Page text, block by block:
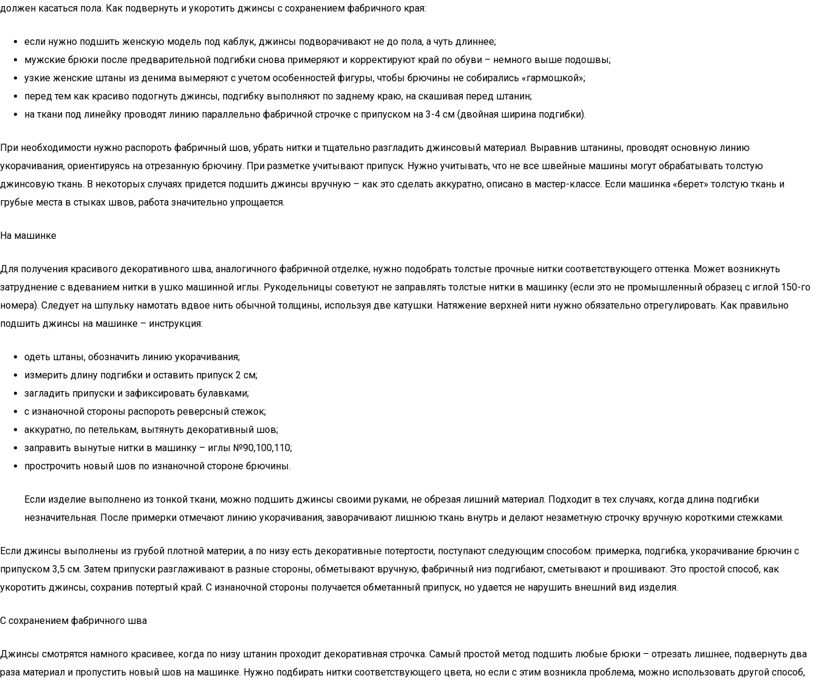
должен касаться пола. Как подвернуть и укоротить джинсы с сохранением фабричного края:
если нужно подшить женскую модель под каблук, джинсы подворачивают не до пола, а чуть длиннее;
мужские брюки после предварительной подгибки снова примеряют и корректируют край по обуви – немного выше подошвы;
узкие женские штаны из денима вымеряют с учетом особенностей фигуры, чтобы брючины не собирались «гармошкой»;
перед тем как красиво подогнуть джинсы, подгибку выполняют по заднему краю, на скашивая перед штанин;
на ткани под линейку проводят линию параллельно фабричной строчке с припуском на 3-4 см (двойная ширина подгибки).
При необходимости нужно распороть фабричный шов, убрать нитки и тщательно разгладить джинсовый материал. Выравнив штанины, проводят основную линию
укорачивания, ориентируясь на отрезанную брючину. При разметке учитывают припуск. Нужно учитывать, что не все швейные машины могут обрабатывать толстую
джинсовую ткань. В некоторых случаях придется подшить джинсы вручную – как это сделать аккуратно, описано в мастер-классе. Если машинка «берет» толстую ткань и
грубые места в стыках швов, работа значительно упрощается.
На машинке
Для получения красивого декоративного шва, аналогичного фабричной отделке, нужно подобрать толстые прочные нитки соответствующего оттенка. Может возникнуть
затруднение с вдеванием нитки в ушко машинной иглы. Рукодельницы советуют не заправлять толстые нитки в машинку (если это не промышленный образец с иглой 150-го
номера). Следует на шпульку намотать вдвое нить обычной толщины, используя две катушки. Натяжение верхней нити нужно обязательно отрегулировать. Как правильно
подшить джинсы на машинке – инструкция:
одеть штаны, обозначить линию укорачивания;
измерить длину подгибки и оставить припуск 2 см;
загладить припуски и зафиксировать булавками;
с изнаночной стороны распороть реверсный стежок;
аккуратно, по петелькам, вытянуть декоративный шов;
заправить вынутые нитки в машинку – иглы №90,100,110;
прострочить новый шов по изнаночной стороне брючины.
Если изделие выполнено из тонкой ткани, можно подшить джинсы своими руками, не обрезая лишний материал. Подходит в тех случаях, когда длина подгибки
незначительная. После примерки отмечают линию укорачивания, заворачивают лишнюю ткань внутрь и делают незаметную строчку вручную короткими стежками.
Если джинсы выполнены из грубой плотной материи, а по низу есть декоративные потертости, поступают следующим способом: примерка, подгибка, укорачивание брючин с
припуском 3,5 см. Затем припуски разглаживают в разные стороны, обметывают вручную, фабричный низ подгибают, сметывают и прошивают. Это простой способ, как
укоротить джинсы, сохранив потертый край. С изнаночной стороны получается обметанный припуск, но удается не нарушить внешний вид изделия.
С сохранением фабричного шва
Джинсы смотрятся намного красивее, когда по низу штанин проходит декоративная строчка. Самый простой метод подшить любые брюки – отрезать лишнее, подвернуть два
раза материал и пропустить новый шов на машинке. Нужно подбирать нитки соответствующего цвета, но если с этим возникла проблема, можно использовать другой способ,